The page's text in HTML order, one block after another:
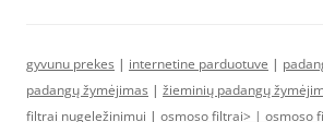
gyvunu prekes | internetine parduotuve |
padangų žymėjimas | žieminių padangų
filtrai nugeležinimui | osmoso filtrai> | osmoso